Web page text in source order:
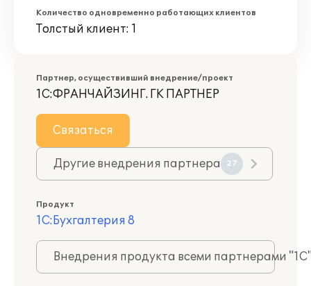
Количество одновременно работающих клиентов
Толстый клиент: 1
Партнер, осуществивший внедрение/проект
1С:ФРАНЧАЙЗИНГ. ГК ПАРТНЕР
Связаться
Другие внедрения партнера 27
Продукт
1С:Бухгалтерия 8
Внедрения продукта всеми партнерами